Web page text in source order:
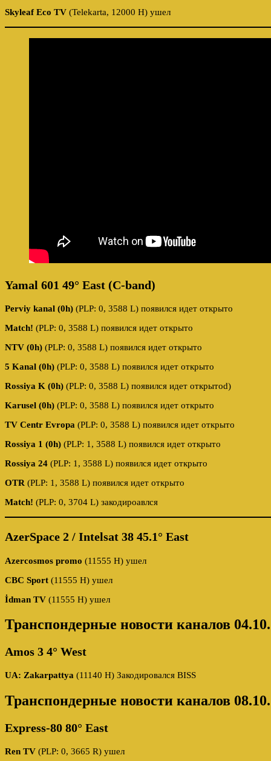
Skyleaf Eco TV (Telekarta, 12000 H) ушел
Yamal 601 49° East (C-band)
Perviy kanal (0h) (PLP: 0, 3588 L) появился идет открыто
Match! (PLP: 0, 3588 L) появился идет открыто
NTV (0h) (PLP: 0, 3588 L) появился идет открыто
5 Kanal (0h) (PLP: 0, 3588 L) появился идет открыто
Rossiya K (0h) (PLP: 0, 3588 L) появился идет открытоd)
Karusel (0h) (PLP: 0, 3588 L) появился идет открыто
TV Centr Evropa (PLP: 0, 3588 L) появился идет открыто
Rossiya 1 (0h) (PLP: 1, 3588 L) появился идет открыто
Rossiya 24 (PLP: 1, 3588 L) появился идет открыто
OTR (PLP: 1, 3588 L) появился идет открыто
Match! (PLP: 0, 3704 L) закодироавлся
AzerSpace 2 / Intelsat 38 45.1° East
Azercosmos promo (11555 H) ушел
CBC Sport (11555 H) ушел
İdman TV (11555 H) ушел
Транспондерные новости каналов
Amos 3 4° West
UA: Zakarpattya (11140 H) Закодировался BISS
Транспондерные новости каналов
Express-80 80° East
Ren TV (PLP: 0, 3665 R) ушел